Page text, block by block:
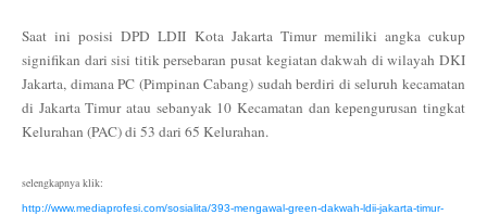
Saat ini posisi DPD LDII Kota Jakarta Timur memiliki angka cukup
signifikan dari sisi titik persebaran pusat kegiatan dakwah di wilayah DKI
Jakarta, dimana PC (Pimpinan Cabang) sudah berdiri di seluruh kecamatan
di Jakarta Timur atau sebanyak 10 Kecamatan dan kepengurusan tingkat
Kelurahan (PAC) di 53 dari 65 Kelurahan.
selengkapnya klik:
http://www.mediaprofesi.com/sosialita/393-mengawal-green-dakwah-ldii-jakarta-timur-